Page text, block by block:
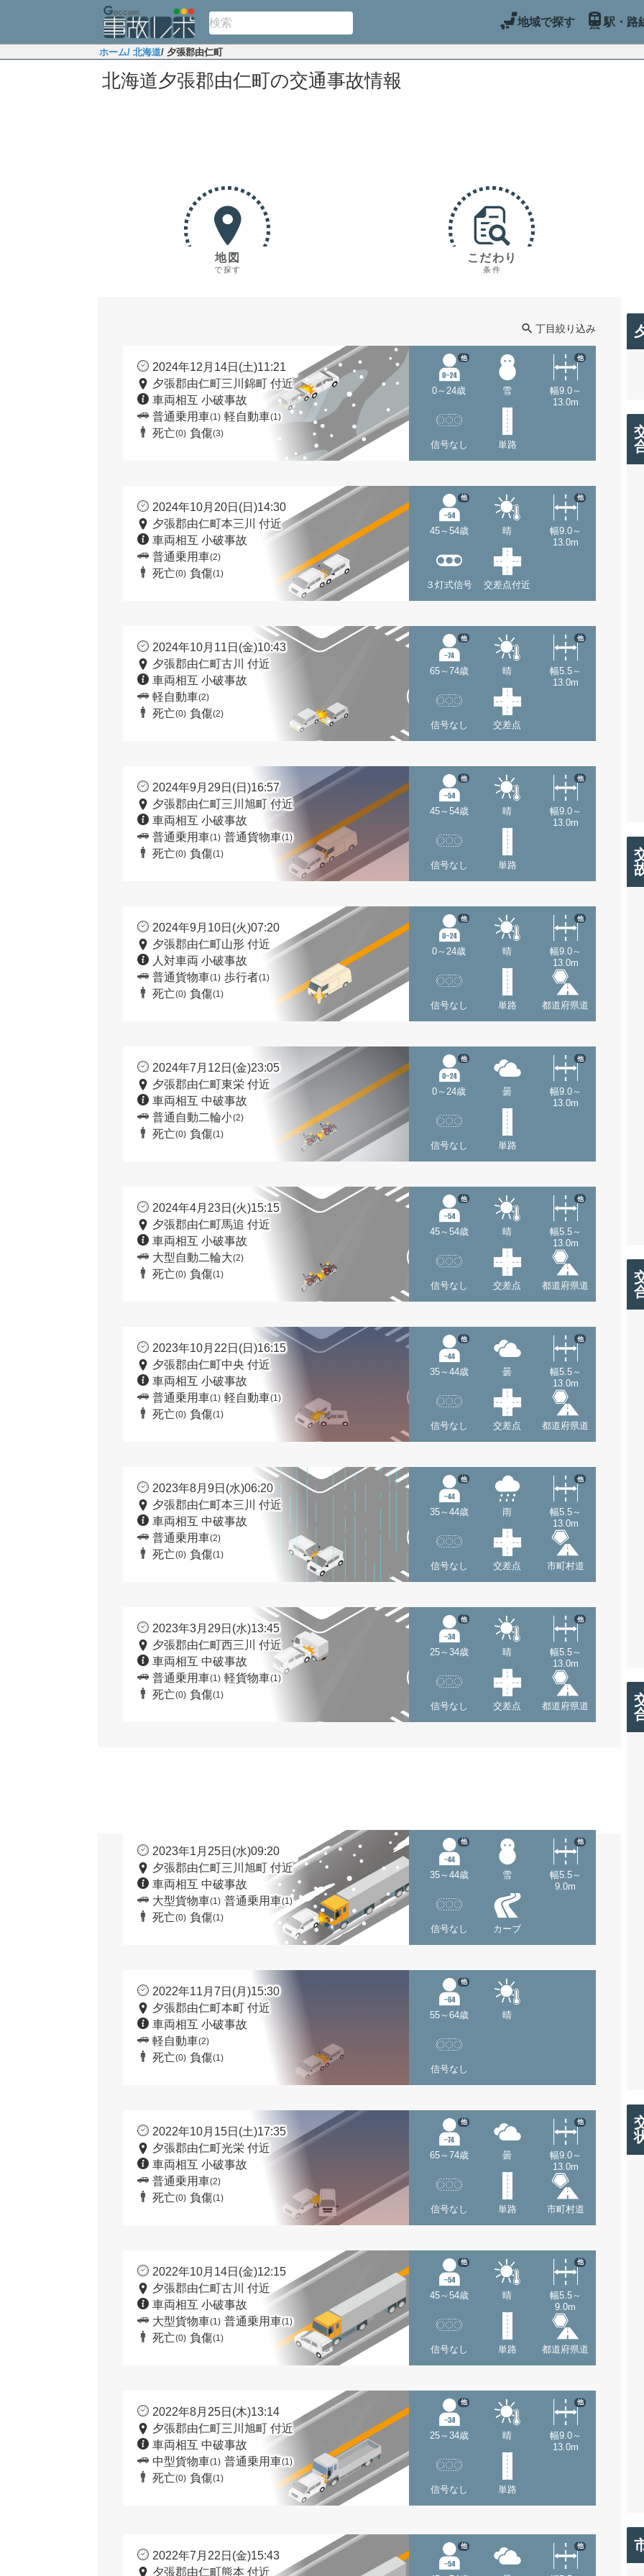
地域で探す 駅・路
ホーム/ 北海道/ 夕張郡由仁町
北海道夕張郡由仁町の交通事故情報
地図
で探す
こだわり
条件
丁目絞り込み
2024年12月14日(土)11:21
夕張郡由仁町三川錦町 付近
車両相互 小破事故
普通乗用車(1) 軽自動車(1)
死亡(0) 負傷(3)
0～24歳
他
雪
幅9.0～
13.0m
他
信号なし 単路
2024年10月20日(日)14:30
夕張郡由仁町本三川 付近
車両相互 小破事故
普通乗用車(2)
死亡(0) 負傷(1)
45～54歳
他
晴
幅9.0～
13.0m
他
３灯式信号 交差点付近
2024年10月11日(金)10:43
夕張郡由仁町古川 付近
車両相互 小破事故
軽自動車(2)
死亡(0) 負傷(2)
65～74歳
他
晴
幅5.5～
13.0m
他
信号なし 交差点
2024年9月29日(日)16:57
夕張郡由仁町三川旭町 付近
車両相互 小破事故
普通乗用車(1) 普通貨物車(1)
死亡(0) 負傷(1)
45～54歳
他
晴
幅9.0～
13.0m
他
信号なし 単路
2024年9月10日(火)07:20
夕張郡由仁町山形 付近
人対車両 小破事故
普通貨物車(1) 歩行者(1)
死亡(0) 負傷(1)
0～24歳
他
晴
幅9.0～
13.0m
他
信号なし 単路 都道府県道
2024年7月12日(金)23:05
夕張郡由仁町東栄 付近
車両相互 中破事故
普通自動二輪小(2)
死亡(0) 負傷(1)
0～24歳
他
曇
幅9.0～
13.0m
他
信号なし 単路
2024年4月23日(火)15:15
夕張郡由仁町馬追 付近
車両相互 小破事故
大型自動二輪大(2)
死亡(0) 負傷(1)
45～54歳
他
晴
幅5.5～
13.0m
他
信号なし 交差点 都道府県道
2023年10月22日(日)16:15
夕張郡由仁町中央 付近
車両相互 小破事故
普通乗用車(1) 軽自動車(1)
死亡(0) 負傷(1)
35～44歳
他
曇
幅5.5～
13.0m
他
信号なし 交差点 都道府県道
2023年8月9日(水)06:20
夕張郡由仁町本三川 付近
車両相互 中破事故
普通乗用車(2)
死亡(0) 負傷(1)
35～44歳
他
雨
幅5.5～
13.0m
他
信号なし 交差点 市町村道
2023年3月29日(水)13:45
夕張郡由仁町西三川 付近
車両相互 中破事故
普通乗用車(1) 軽貨物車(1)
死亡(0) 負傷(1)
25～34歳
他
晴
幅5.5～
13.0m
他
信号なし 交差点 都道府県道
2023年1月25日(水)09:20
夕張郡由仁町三川旭町 付近
車両相互 中破事故
大型貨物車(1) 普通乗用車(1)
死亡(0) 負傷(1)
35～44歳
他
雪
幅5.5～
9.0m
他
信号なし カーブ
2022年11月7日(月)15:30
夕張郡由仁町本町 付近
車両相互 小破事故
軽自動車(2)
死亡(0) 負傷(1)
55～64歳
他
晴
信号なし
2022年10月15日(土)17:35
夕張郡由仁町光栄 付近
車両相互 小破事故
普通乗用車(2)
死亡(0) 負傷(1)
65～74歳
他
曇
幅9.0～
13.0m
他
信号なし 単路 市町村道
2022年10月14日(金)12:15
夕張郡由仁町古川 付近
車両相互 小破事故
大型貨物車(1) 普通乗用車(1)
死亡(0) 負傷(1)
45～54歳
他
晴
幅5.5～
9.0m
他
信号なし 単路 都道府県道
2022年8月25日(木)13:14
夕張郡由仁町三川旭町 付近
車両相互 中破事故
中型貨物車(1) 普通乗用車(1)
死亡(0) 負傷(1)
25～34歳
他
晴
幅9.0～
13.0m
他
信号なし 単路
2022年7月22日(金)15:43
夕張郡由仁町熊本 付近
他 他